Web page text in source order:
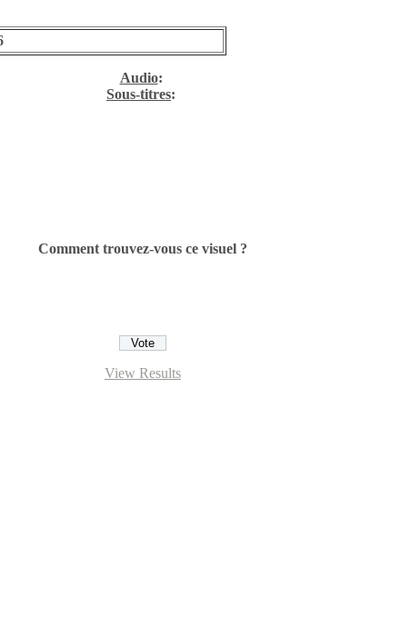
Audio:
Sous-titres:
Comment trouvez-vous ce visuel ?
View Results